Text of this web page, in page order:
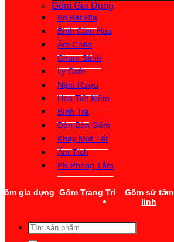
Gốm Gia Dụng
Bộ Bát Đĩa
Bình Cắm Hoa
Ấm Chén
Chum Sành
Ly Cafe
Nậm Rượu
Heo Tiết Kiệm
Bình Trà
Đèn Bàn Gốm
Khay Mứt Tết
Ấm Tích
PK Phòng Tắm
gia dụng Gốm Trang Trí
Gốm sứ tâm
linh
Tìm
kiếm: